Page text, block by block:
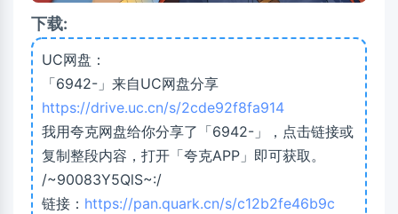
下载:
UC网盘：
「6942-」来自UC网盘分享
https://drive.uc.cn/s/2cde92f8fa914
我用夸克网盘给你分享了「6942-」，点击链接或
复制整段内容，打开「夸克APP」即可获取。
/~90083Y5QlS~:/
链接： https://pan.quark.cn/s/c12b2fe46b9c